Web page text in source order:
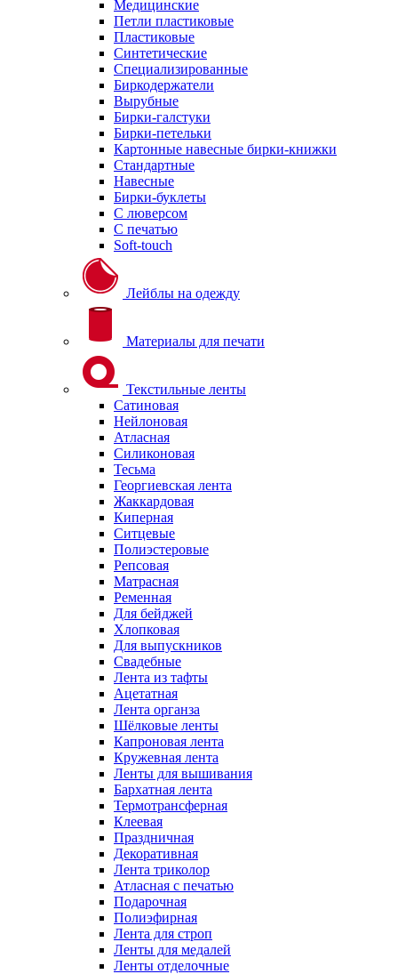
Медицинские
Петли пластиковые
Пластиковые
Синтетические
Специализированные
Биркодержатели
Вырубные
Бирки-галстуки
Бирки-петельки
Картонные навесные бирки-книжки
Стандартные
Навесные
Бирки-буклеты
С люверсом
С печатью
Soft-touch
Лейблы на одежду
Материалы для печати
Текстильные ленты
Сатиновая
Нейлоновая
Атласная
Силиконовая
Тесьма
Георгиевская лента
Жаккардовая
Киперная
Ситцевые
Полиэстеровые
Репсовая
Матрасная
Ременная
Для бейджей
Хлопковая
Для выпускников
Свадебные
Лента из тафты
Ацетатная
Лента органза
Шёлковые ленты
Капроновая лента
Кружевная лента
Ленты для вышивания
Бархатная лента
Термотрансферная
Клеевая
Праздничная
Декоративная
Лента триколор
Атласная с печатью
Подарочная
Полиэфирная
Лента для строп
Ленты для медалей
Ленты отделочные